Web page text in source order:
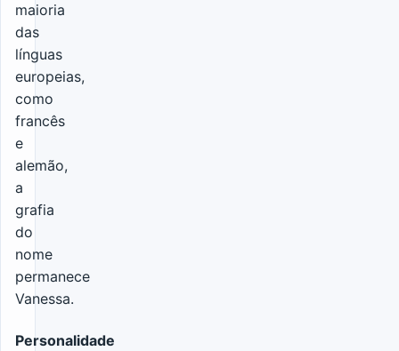
maioria
das
línguas
europeias,
como
francês
e
alemão,
a
grafia
do
nome
permanece
Vanessa.
Personalidade